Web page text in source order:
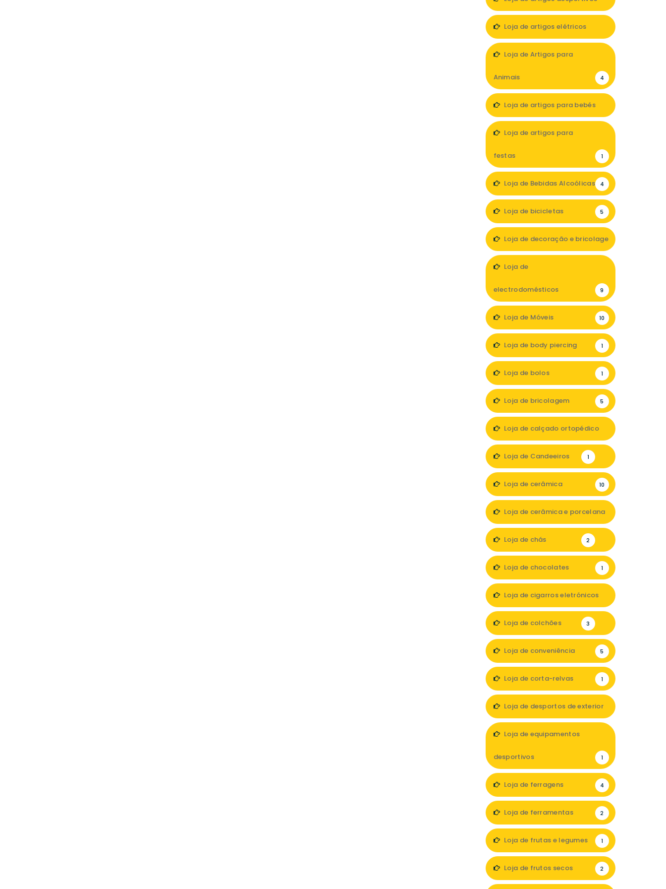
Loja de artigos elétricos
Loja de Artigos para
Animais 4
Loja de artigos para bebés
Loja de artigos para
festas 1
Loja de Bebidas Alcoólicas 4
Loja de bicicletas 5
Loja de decoração e bricolage
Loja de
electrodomésticos 9
Loja de Móveis 10
Loja de body piercing 1
Loja de bolos 1
Loja de bricolagem 5
Loja de calçado ortopédico
Loja de Candeeiros 1
Loja de cerâmica 10
Loja de cerâmica e porcelana
Loja de chás 2
Loja de chocolates 1
Loja de cigarros eletrónicos
Loja de colchões 3
Loja de conveniência 5
Loja de corta-relvas 1
Loja de desportos de exterior
Loja de equipamentos
desportivos 1
Loja de ferragens 4
Loja de ferramentas 2
Loja de frutas e legumes 1
Loja de frutos secos 2